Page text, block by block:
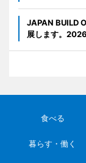
JAPAN BUILD
展します。
食べる
暮らす・働く